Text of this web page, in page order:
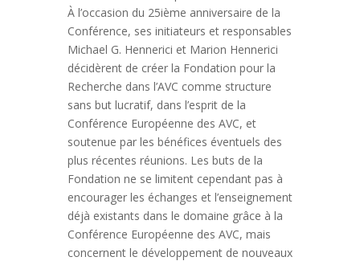
À l’occasion du 25ième anniversaire de la
Conférence, ses initiateurs et responsables
Michael G. Hennerici et Marion Hennerici
décidèrent de créer la Fondation pour la
Recherche dans l’AVC comme structure
sans but lucratif, dans l’esprit de la
Conférence Européenne des AVC, et
soutenue par les bénéfices éventuels des
plus récentes réunions. Les buts de la
Fondation ne se limitent cependant pas à
encourager les échanges et l’enseignement
déjà existants dans le domaine grâce à la
Conférence Européenne des AVC, mais
concernent le développement de nouveaux